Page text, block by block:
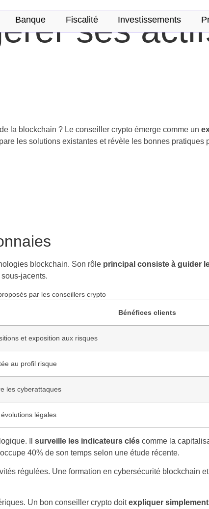
Banque Fiscalité Investissements
ses
la blockchain ? Le conseiller crypto émerge comme un
les solutions existantes et révèle les bonnes pratiques
blockchain. Son rôle principal consiste à guider
jacents.
par les conseillers crypto
Bénéfices clients
et exposition aux risques
au profil risque
les cyberattaques
légales
Il surveille les indicateurs clés comme la
40% de son temps selon une étude récente.
régulées. Une formation en cybersécurité blockchain
Un bon conseiller crypto doitexpliquer